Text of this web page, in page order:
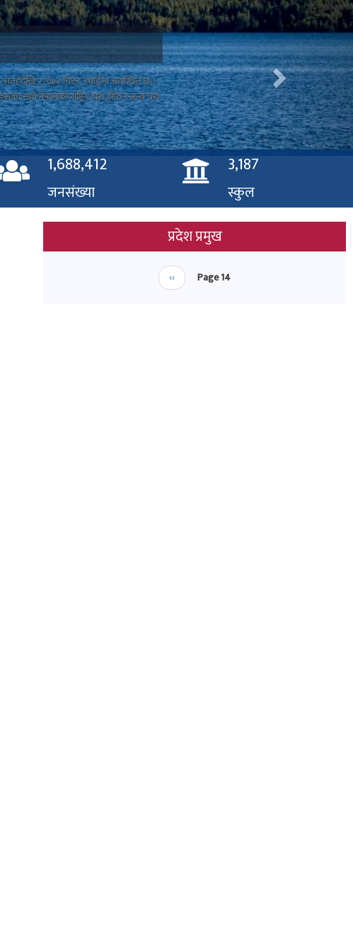
गरेका हुन् । यो बिहार हिन्दु तथा बौद्ध
बिहार भत्केको बुझिन्छ ।
1,688,412
जनसंख्या
3,187
स्कुल
प्रदेश प्रमुख
Pagination
Previous
page
‹‹